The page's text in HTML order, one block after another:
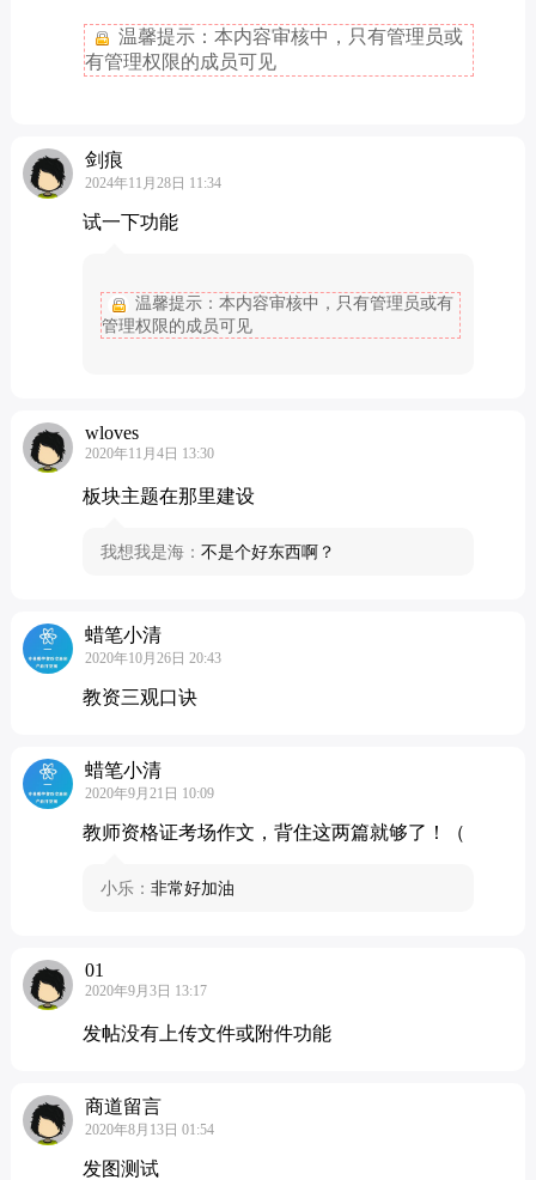
温馨提示：本内容审核中，只有管理员或
有管理权限的成员可见
剑痕
2024年11月28日 11:34
试一下功能
温馨提示：本内容审核中，只有管理员或有
管理权限的成员可见
wloves
2020年11月4日 13:30
板块主题在那里建设
我想我是海： 不是个好东西啊？
蜡笔小清
2020年10月26日 20:43
教资三观口诀
蜡笔小清
2020年9月21日 10:09
教师资格证考场作文，背住这两篇就够了！（
小乐： 非常好加油
01
2020年9月3日 13:17
发帖没有上传文件或附件功能
商道留言
2020年8月13日 01:54
发图测试